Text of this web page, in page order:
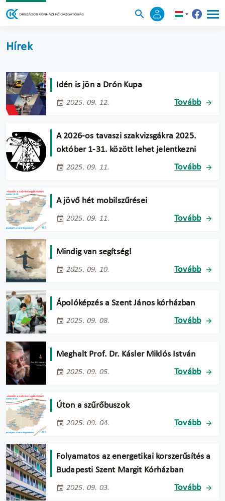
Hírek
Idén is jön a Drón Kupa
2025. 09. 12. Tovább
A 2026-os tavaszi szakvizsgákra 2025.
október 1-31. között lehet jelentkezni
2025. 09. 11. Tovább
A jövő hét mobilszűrései
2025. 09. 11. Tovább
Mindig van segítség!
2025. 09. 10. Tovább
Ápolóképzés a Szent János kórházban
2025. 09. 08. Tovább
Meghalt Prof. Dr. Kásler Miklós István
2025. 09. 05. Tovább
Úton a szűrőbuszok
2025. 09. 04. Tovább
Folyamatos az energetikai korszerűsítés a
Budapesti Szent Margit Kórházban
2025. 09. 03. Tovább